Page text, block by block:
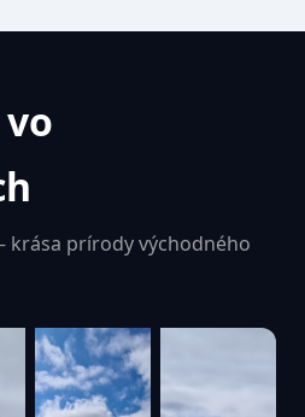
krása prírody východného